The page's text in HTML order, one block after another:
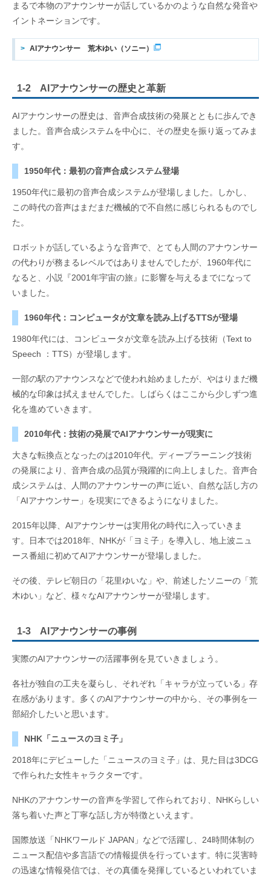
まるで本物のアナウンサーが話しているかのような自然な発音や
イントネーションです。
AIアナウンサー 荒木ゆい（ソニー）
1-2 AIアナウンサーの歴史と革新
AIアナウンサーの歴史は、音声合成技術の発展とともに歩んでき
ました。音声合成システムを中心に、その歴史を振り返ってみま
す。
1950年代：最初の音声合成システム登場
1950年代に最初の音声合成システムが登場しました。しかし、
この時代の音声はまだまだ機械的で不自然に感じられるものでし
た。
ロボットが話しているような音声で、とても人間のアナウンサー
の代わりが務まるレベルではありませんでしたが、1960年代に
なると、小説『2001年宇宙の旅』に影響を与えるまでになって
いました。
1960年代：コンピュータが文章を読み上げるTTSが登場
1980年代には、コンピュータが文章を読み上げる技術（Text to
Speech ：TTS）が登場します。
一部の駅のアナウンスなどで使われ始めましたが、やはりまだ機
械的な印象は拭えませんでした。しばらくはここから少しずつ進
化を進めていきます。
2010年代：技術の発展でAIアナウンサーが現実に
大きな転換点となったのは2010年代。ディープラーニング技術
の発展により、音声合成の品質が飛躍的に向上しました。音声合
成システムは、人間のアナウンサーの声に近い、自然な話し方の
「AIアナウンサー」を現実にできるようになりました。
2015年以降、AIアナウンサーは実用化の時代に入っていきま
す。日本では2018年、NHKが「ヨミ子」を導入し、地上波ニュ
ース番組に初めてAIアナウンサーが登場しました。
その後、テレビ朝日の「花里ゆいな」や、前述したソニーの「荒
木ゆい」など、様々なAIアナウンサーが登場します。
1-3 AIアナウンサーの事例
実際のAIアナウンサーの活躍事例を見ていきましょう。
各社が独自の工夫を凝らし、それぞれ「キャラが立っている」存
在感があります。多くのAIアナウンサーの中から、その事例を一
部紹介したいと思います。
NHK「ニュースのヨミ子」
2018年にデビューした「ニュースのヨミ子」は、見た目は3DCG
で作られた女性キャラクターです。
NHKのアナウンサーの音声を学習して作られており、NHKらしい
落ち着いた声と丁寧な話し方が特徴といえます。
国際放送「NHKワールド JAPAN」などで活躍し、24時間体制の
ニュース配信や多言語での情報提供を行っています。特に災害時
の迅速な情報発信では、その真価を発揮しているといわれていま